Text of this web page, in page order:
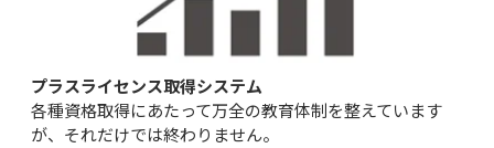
プラスライセンス取得システム
各種資格取得にあたって万全の教育体制を整えています
が、それだけでは終わりません。